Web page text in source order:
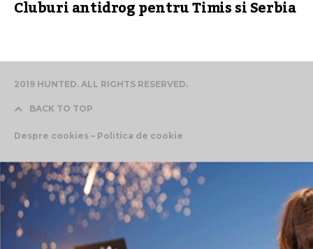
Cluburi antidrog pentru Timis si Serbia
2019 HUNTED. ALL RIGHTS RESERVED.
BACK TO TOP
Despre cookies – Politica de cookie